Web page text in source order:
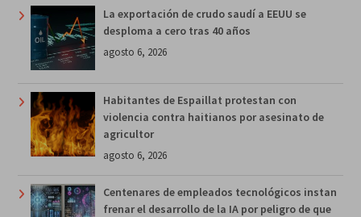
La exportación de crudo saudí a EEUU se
desploma a cero tras 40 años
agosto 6, 2026
Habitantes de Espaillat protestan con
violencia contra haitianos por asesinato de
agricultor
agosto 6, 2026
Centenares de empleados tecnológicos instan
frenar el desarrollo de la IA por peligro de que